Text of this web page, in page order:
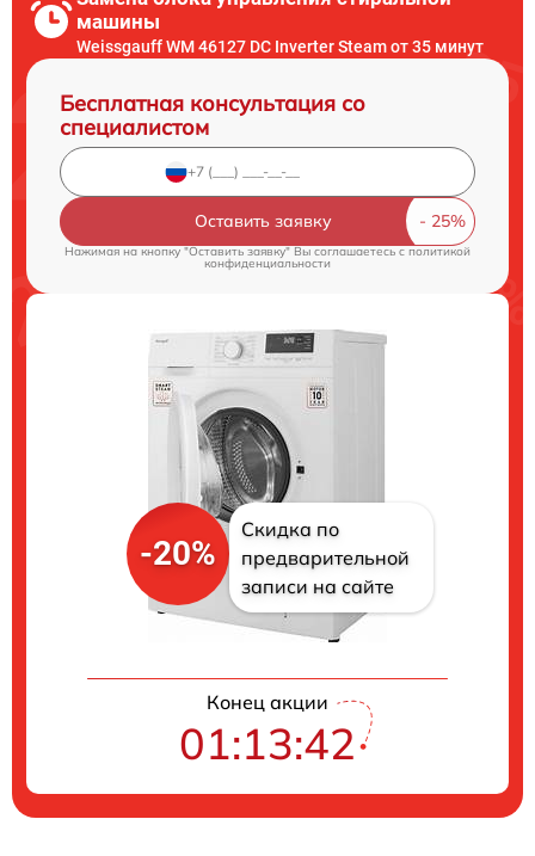
машины
Weissgauff WM 46127 DC Inverter Steam от 35 минут
Бесплатная консультация со
специалистом
Оставить заявку
Нажимая на кнопку "Оставить заявку" Вы соглашаетесь cполитикой
конфиденциальности
-20%
Скидка по
предварительной
записи на сайте
Конец акции
01:13:42